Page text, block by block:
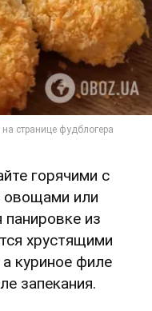
горячими с
или
из
хрустящими
куриное филе
запекания.